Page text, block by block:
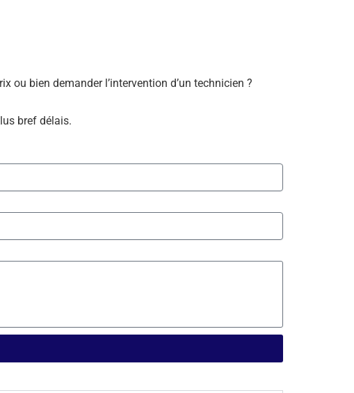
ou bien demander l’intervention d’un technicien ?
bref délais.